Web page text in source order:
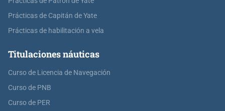
Prácticas de Capitán de Yate
Prácticas de habilitación a vela
Titulaciones náuticas
Curso de Licencia de Navegación
Curso de PNB
Curso de PER